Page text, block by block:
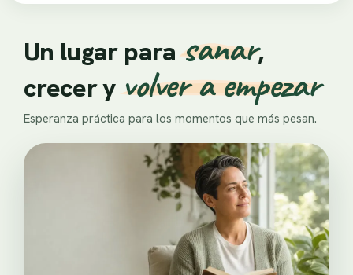
Un lugar parasanar,
crecer y volver a empezar
Esperanza práctica para los momentos que más pesan.